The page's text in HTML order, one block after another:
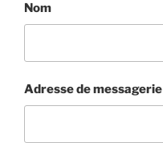
Nom
Adresse de messagerie